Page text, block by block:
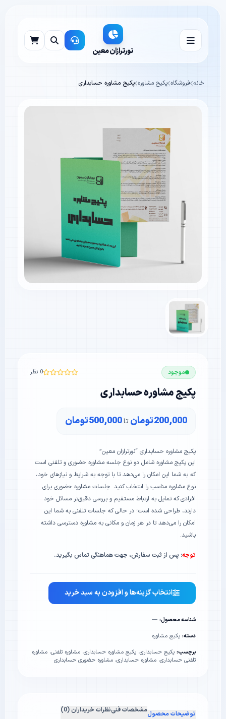
نورترازان معین
خانه فروشگاه پکیج مشاوره پکیج مشاوره حسابداری
موجود 0 نظر
پکیج مشاوره حسابداری
200,000تومان تا500,000تومان
پکیج مشاوره حسابداری “نورترازان معین”
این پکیج مشاوره شامل دو نوع جلسه مشاوره حضوری و تلفنی است
که به شما این امکان را می‌دهد تا با توجه به شرایط و نیازهای خود،
نوع مشاوره مناسب را انتخاب کنید. جلسات مشاوره حضوری برای
افرادی که تمایل به ارتباط مستقیم و بررسی دقیق‌تر مسائل خود
دارند، طراحی شده است؛ در حالی که جلسات تلفنی به شما این
امکان را می‌دهد تا در هر زمان و مکانی به مشاوره دسترسی داشته
باشید.
توجه: پس از ثبت سفارش، جهت هماهنگی تماس بگیرید.
انتخاب گزینه‌ها و افزودن به سبد خرید
شناسه محصول: —
دسته: پکیج مشاوره
برچسب: پکیج حسابداری، پکیج مشاوره حسابداری، مشاوره تلفنی، مشاوره
تلفنی حسابداری، مشاوره حسابداری، مشاوره حضوری حسابداری
توضیحات محصولمشخصات فنینظرات خریداران (0)